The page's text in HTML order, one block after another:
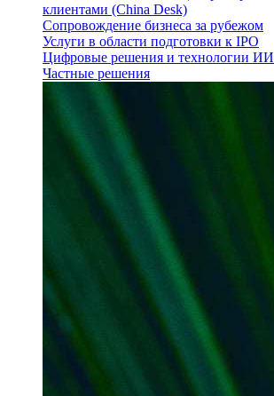
клиентами (China Desk)
Сопровождение бизнеса за рубежом
Услуги в области подготовки к IPO
Цифровые решения и технологии ИИ
Частные решения